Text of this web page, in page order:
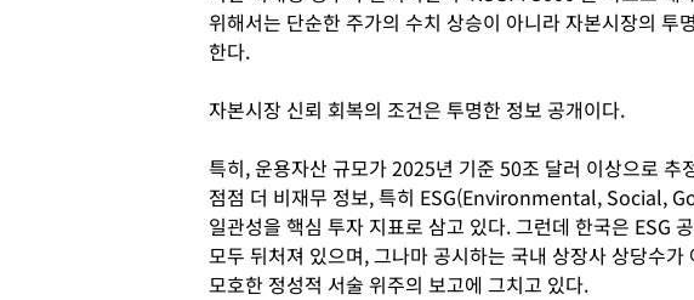
위해서는 단순한 주가의 수치 상승이 아니라 자본시장의 투
한다.
자본시장 신뢰 회복의 조건은 투명한 정보 공개이다.
특히, 운용자산 규모가 2025년 기준 50조 달러 이상으로 추
점점 더 비재무 정보, 특히 ESG(Environmental, Social,
일관성을 핵심 투자 지표로 삼고 있다. 그런데 한국은 ESG
모두 뒤처져 있으며, 그나마 공시하는 국내 상장사 상당수
모호한 정성적 서술 위주의 보고에 그치고 있다.